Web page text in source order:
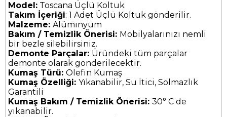
Model: Toscana Üçlü Koltuk
Takım İçeriği: 1 Adet Üçlü Koltuk gönderilir.
Malzeme: Alüminyum
Bakım / Temizlik Önerisi: Mobilyalarınızı nemli
bir bezle silebilirsiniz.
Demonte Parçalar: Üründeki tüm parçalar
demonte olarak gönderilecektir.
Kumaş Türü: Olefin Kumaş
Kumaş Özelliği: Yıkanabilir, Su İtici, Solmazlık
Garantili
Kumaş Bakım / Temizlik Önerisi: 30° C de
yıkanabilir.